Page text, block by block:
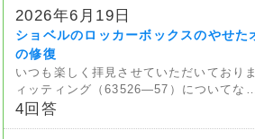
2026年6月19日
ショベルのロッカーボックスのやせた
の修復
いつも楽しく拝見させていただいており
ィッティング（63526—57）についてな…
4回答